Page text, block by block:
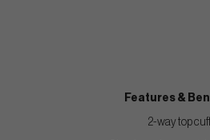
Features &
2-way top cuff